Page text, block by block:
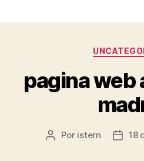
pagina web
Autor
Por istern
Fecha
18